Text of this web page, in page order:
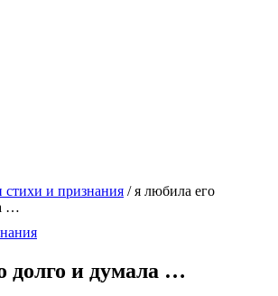
и признания /я любила его
…
долго и думала …